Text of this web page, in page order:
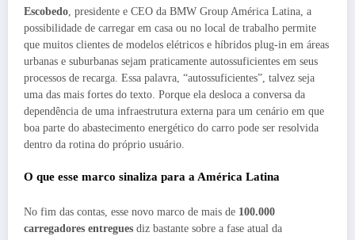
Escobedo , presidente e CEO da BMW Group América Latina, a
possibilidade de carregar em casa ou no local de trabalho permite
que muitos clientes de modelos elétricos e híbridos plug-in em áreas
urbanas e suburbanas sejam praticamente autossuficientes em seus
processos de recarga. Essa palavra, “autossuficientes”, talvez seja
uma das mais fortes do texto. Porque ela desloca a conversa da
dependência de uma infraestrutura externa para um cenário em que
boa parte do abastecimento energético do carro pode ser resolvida
dentro da rotina do próprio usuário.
O que esse marco sinaliza para a América Latina
No fim das contas, esse novo marco de mais de 100.000
carregadores entregues diz bastante sobre a fase atual da